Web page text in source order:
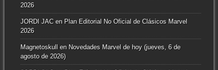
2026
JORDI JACen Plan Editorial No Oficial de Clásicos Marvel
2026
Magnetoskullen Novedades Marvel de hoy (jueves, 6 de
agosto de 2026)